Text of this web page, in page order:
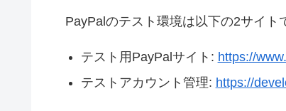
PayPalのテスト環境は以下の2サイト
テスト用PayPalサイト: https://
テストアカウント管理: https://